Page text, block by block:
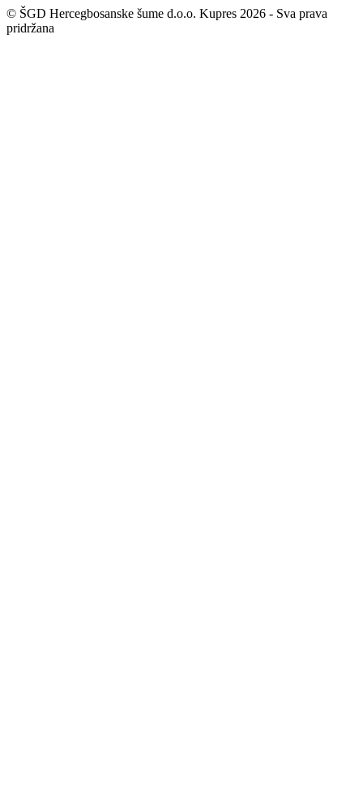
© ŠGD Hercegbosanske šume d.o.o. Kupres 2026 - Sva prava
pridržana